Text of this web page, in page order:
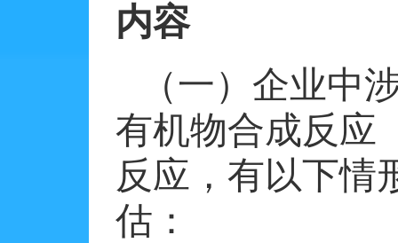
内容
（一）企业中
有机物合成反应
反应，有以下情
估：